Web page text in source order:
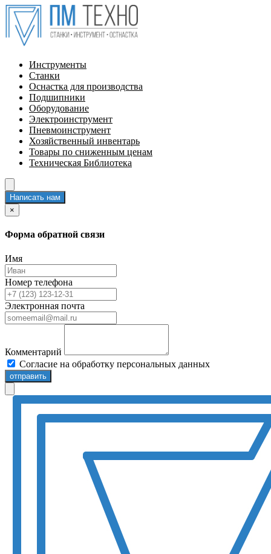
Инструменты
Станки
Оснастка для производства
Подшипники
Оборудование
Электроинструмент
Пневмоинструмент
Хозяйственный инвентарь
Товары по сниженным ценам
Техническая Библиотека
Написать нам
×
Форма обратной связи
Имя
Номер телефона
Электронная почта
Комментарий
Согласие на обработку персональных данных
отправить